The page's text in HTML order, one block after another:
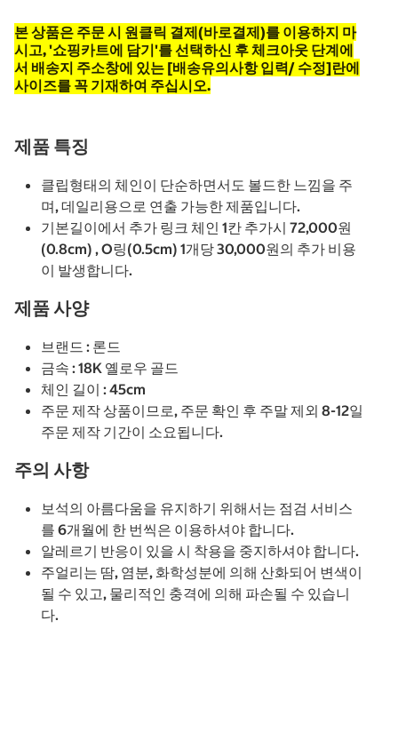
본 상품은 주문 시 원클릭 결제(바로결제)를 이용하지 마
시고, '쇼핑카트에 담기'를 선택하신 후 체크아웃 단계에
서 배송지 주소창에 있는 [배송유의사항 입력/ 수정]란에
사이즈를 꼭 기재하여 주십시오.​
제품 특징
클립형태의 체인이 단순하면서도 볼드한 느낌을 주
며, 데일리용으로 연출 가능한 제품입니다.
기본길이에서 추가 링크 체인 1칸 추가시 72,000원
(0.8cm) , O링(0.5cm) 1개당 30,000원의 추가 비용
이 발생합니다.
제품 사양
브랜드 : 론드
금속 : 18K 옐로우 골드
체인 길이 : 45cm
주문 제작 상품이므로, 주문 확인 후 주말 제외 8-12일
주문 제작 기간이 소요됩니다.
주의 사항
보석의 아름다움을 유지하기 위해서는 점검 서비스
를 6개월에 한 번씩은 이용하셔야 합니다.
알레르기 반응이 있을 시 착용을 중지하셔야 합니다.
주얼리는 땀, 염분, 화학성분에 의해 산화되어 변색이
될 수 있고, 물리적인 충격에 의해 파손될 수 있습니
다.